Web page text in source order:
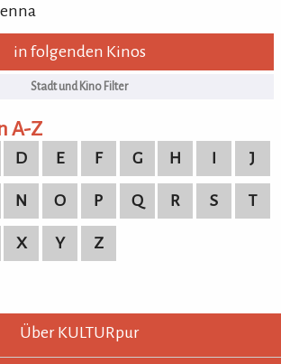
in folgenden Kinos
A-Z
D E F G H I J
N O P Q R S T
X Y Z
- wissen wo was läuft.
Über KULTURpur